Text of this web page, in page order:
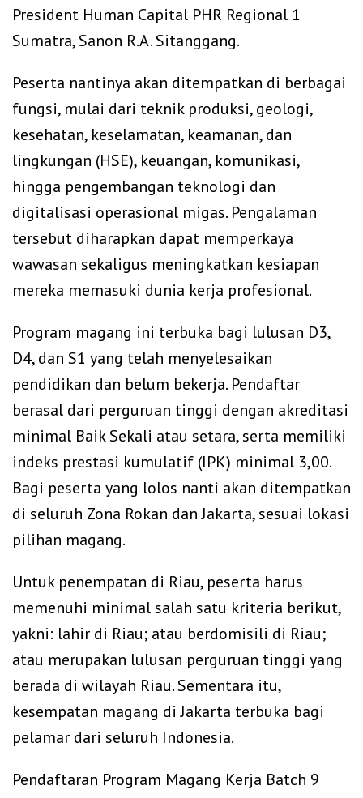
President Human Capital PHR Regional 1
Sumatra, Sanon R.A. Sitanggang.
Peserta nantinya akan ditempatkan di berbagai
fungsi, mulai dari teknik produksi, geologi,
kesehatan, keselamatan, keamanan, dan
lingkungan (HSE), keuangan, komunikasi,
hingga pengembangan teknologi dan
digitalisasi operasional migas. Pengalaman
tersebut diharapkan dapat memperkaya
wawasan sekaligus meningkatkan kesiapan
mereka memasuki dunia kerja profesional.
Program magang ini terbuka bagi lulusan D3,
D4, dan S1 yang telah menyelesaikan
pendidikan dan belum bekerja. Pendaftar
berasal dari perguruan tinggi dengan akreditasi
minimal Baik Sekali atau setara, serta memiliki
indeks prestasi kumulatif (IPK) minimal 3,00.
Bagi peserta yang lolos nanti akan ditempatkan
di seluruh Zona Rokan dan Jakarta, sesuai lokasi
pilihan magang.
Untuk penempatan di Riau, peserta harus
memenuhi minimal salah satu kriteria berikut,
yakni: lahir di Riau; atau berdomisili di Riau;
atau merupakan lulusan perguruan tinggi yang
berada di wilayah Riau. Sementara itu,
kesempatan magang di Jakarta terbuka bagi
pelamar dari seluruh Indonesia.
Pendaftaran Program Magang Kerja Batch 9